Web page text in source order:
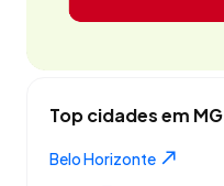
Top cidades em MG
Belo Horizonte